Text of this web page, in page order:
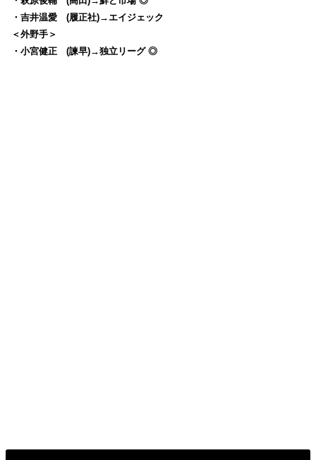
・吉井温愛 (履正社)→エイジェック
＜外野手＞
・小宮健正 (諫早)→独立リーグ ◎